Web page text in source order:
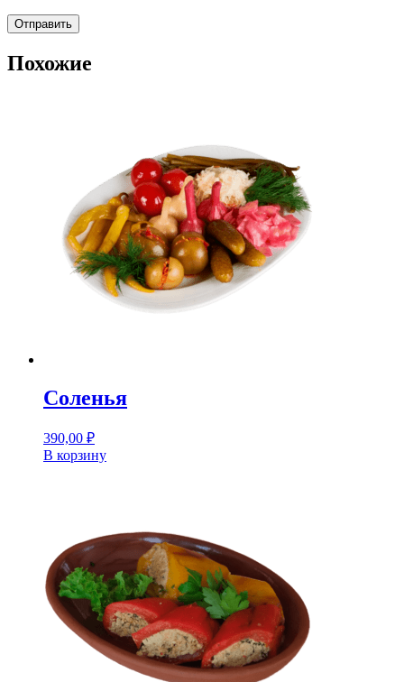
Похожие
Соленья
390,00 ₽
В корзину